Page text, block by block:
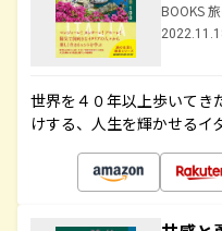
BOOKS
世界を４０年以上歩いてき
けする、人生を輝かせるイ